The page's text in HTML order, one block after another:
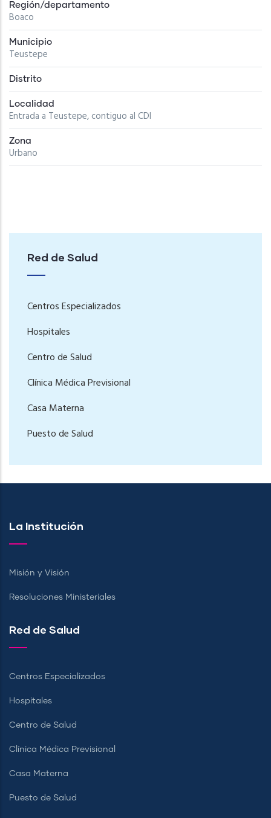
Región/departamento
Boaco
Municipio
Teustepe
Distrito
Localidad
Entrada a Teustepe, contiguo al CDI
Zona
Urbano
Red de Salud
Centros Especializados
Hospitales
Centro de Salud
Clínica Médica Previsional
Casa Materna
Puesto de Salud
La Institución
Misión y Visión
Resoluciones Ministeriales
Red de Salud
Centros Especializados
Hospitales
Centro de Salud
Clínica Médica Previsional
Casa Materna
Puesto de Salud